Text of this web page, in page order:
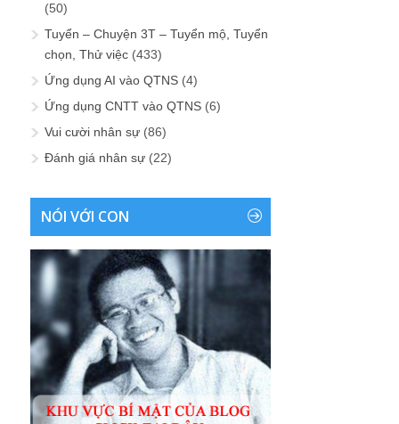
(50)
Tuyển – Chuyện 3T – Tuyển mộ, Tuyển
chọn, Thử việc (433)
Ứng dụng AI vào QTNS (4)
Ứng dụng CNTT vào QTNS (6)
Vui cười nhân sự (86)
Đánh giá nhân sự (22)
NÓI VỚI CON